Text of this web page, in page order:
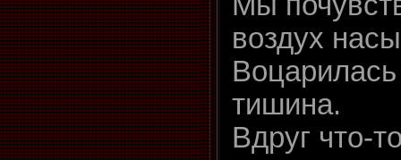
воздух
тишина.
Вдруг что-